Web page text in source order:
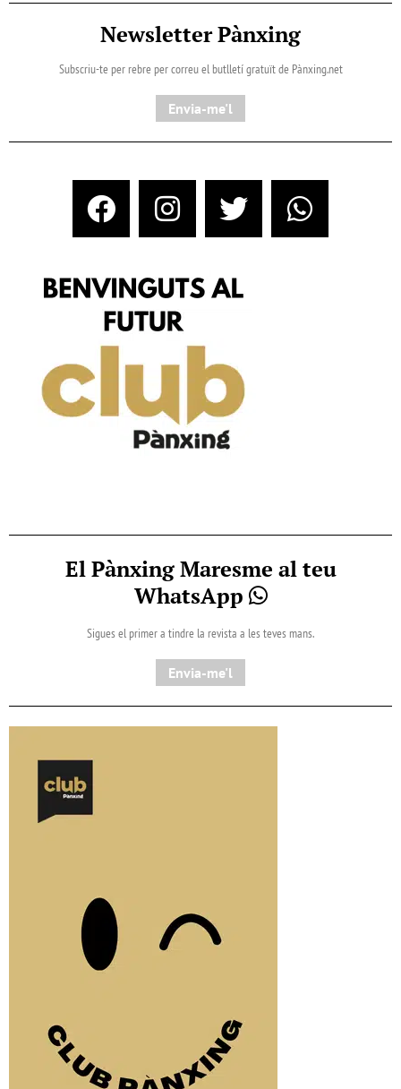
Newsletter Pànxing
Subscriu-te per rebre per correu el butlletí gratuït de Pànxing.net​
Envia-me'l
El Pànxing Maresme al teu
WhatsApp
Sigues el primer a tindre la revista a les teves mans.
Envia-me'l